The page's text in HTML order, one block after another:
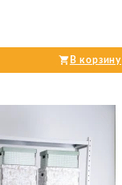
В корзину